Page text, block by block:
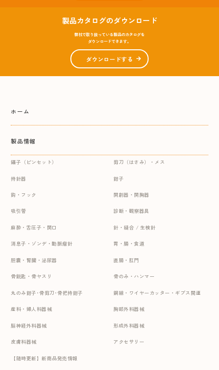
製品カタログのダウンロード
弊社で取り扱っている製品のカタログを
ダウンロードできます。
ダウンロードする
ホーム
製品情報
鑷子（ピンセット） 剪刀（はさみ）・メス
持針器 鉗子
鈎・フック 開創器・開胸器
吸引管 診断・観察器具
麻酔・舌圧子・開口 針・縫合 / 生検針
消息子・ゾンデ・動脈瘤針 胃・腸・食道
胆嚢・腎臓・泌尿器 直腸・肛門
骨鋭匙・骨ヤスリ 骨のみ・ハンマー
丸のみ鉗子･骨剪刀･骨把持鉗子 鋼線・ワイヤーカッター・ギプス関連
産科・婦人科器械 胸部外科器械
脳神経外科器械 形成外科器械
皮膚科器械 アクセサリー
【随時更新】新商品発売情報